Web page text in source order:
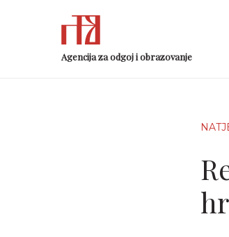
Agencija za odgoj i obrazovanje